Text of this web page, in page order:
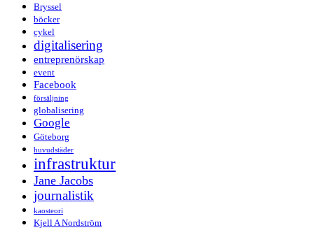
Bryssel
böcker
cykel
digitalisering
entreprenörskap
event
Facebook
försäljning
globalisering
Google
Göteborg
huvudstäder
infrastruktur
Jane Jacobs
journalistik
kaosteori
Kjell A Nordström